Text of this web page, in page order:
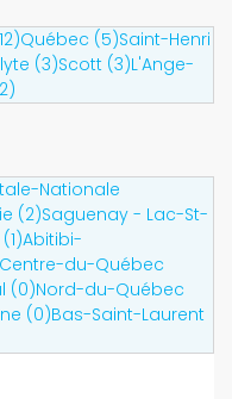
Québec (5)Saint-Henri
(3)Scott (3)L'Ange-
Nationale
(2)Saguenay - Lac-St-
Abitibi-
Centre-du-Québec
(0)Nord-du-Québec
(0)Bas-Saint-Laurent